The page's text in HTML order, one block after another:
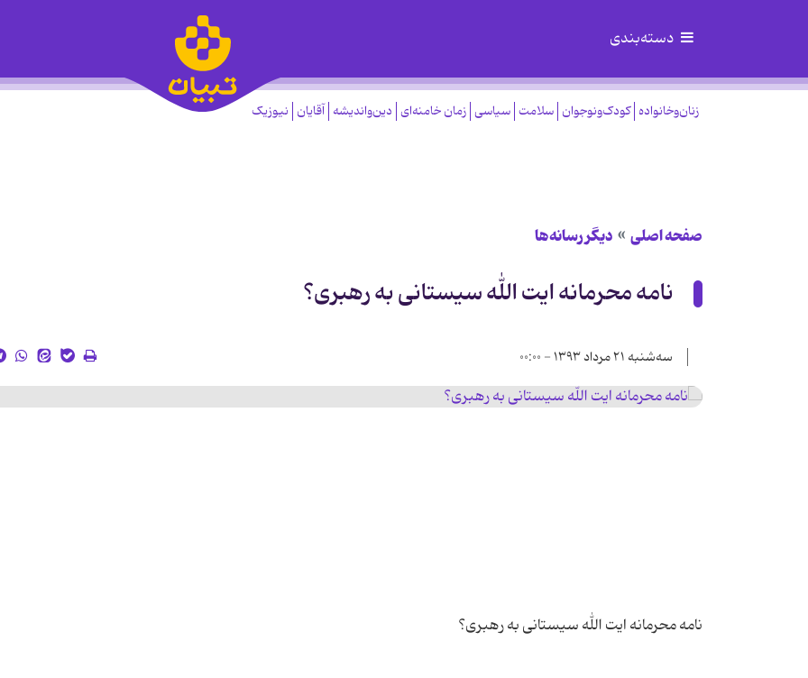
دسته‌بندی
زنان‌وخانواده کودک‌ونوجوان سلامت سیاسی زمان خامنه‌ای دین‌واندیشه آقایان نیوزیک
صفحه اصلی دیگر رسانه‌ها
نامه محرمانه ایت الله سیستانی به رهبری؟
سه‌شنبه ۲۱ مرداد ۱۳۹۳ - ۰۰:۰۰